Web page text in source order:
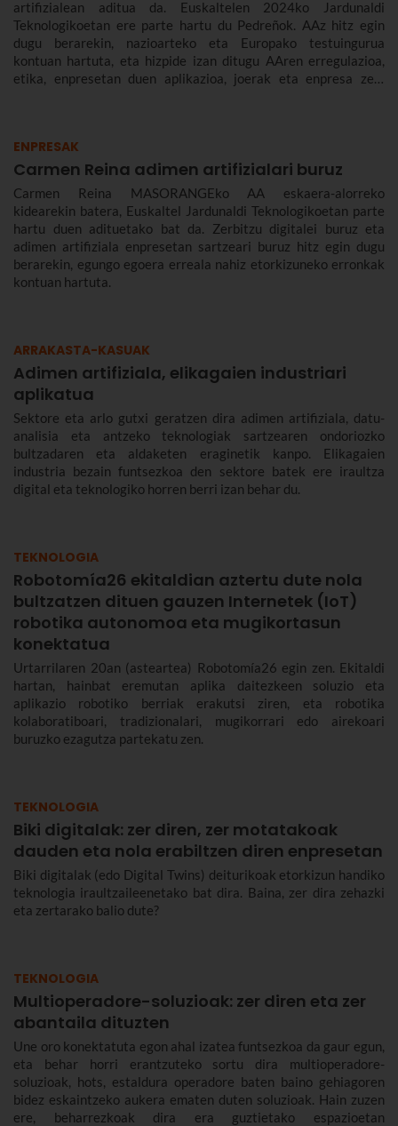
artifizialean aditua da. Euskaltelen 2024ko Jardunaldi
Teknologikoetan ere parte hartu du Pedreñok. AAz hitz egin
dugu berarekin, nazioarteko eta Europako testuingurua
kontuan hartuta, eta hizpide izan ditugu AAren erregulazioa,
etika, enpresetan duen aplikazioa, joerak eta enpresa zein
ENPRESAK
Carmen Reina adimen artifizialari buruz
Carmen Reina MASORANGEko AA eskaera-alorreko
kidearekin batera, Euskaltel Jardunaldi Teknologikoetan parte
hartu duen adituetako bat da. Zerbitzu digitalei buruz eta
adimen artifiziala enpresetan sartzeari buruz hitz egin dugu
berarekin, egungo egoera erreala nahiz etorkizuneko erronkak
kontuan hartuta.
ARRAKASTA-KASUAK
Adimen artifiziala, elikagaien industriari
aplikatua
Sektore eta arlo gutxi geratzen dira adimen artifiziala, datu-
analisia eta antzeko teknologiak sartzearen ondoriozko
bultzadaren eta aldaketen eraginetik kanpo. Elikagaien
industria bezain funtsezkoa den sektore batek ere iraultza
digital eta teknologiko horren berri izan behar du.
TEKNOLOGIA
Robotomía26 ekitaldian aztertu dute nola
bultzatzen dituen gauzen Internetek (IoT)
robotika autonomoa eta mugikortasun
konektatua
Urtarrilaren 20an (asteartea) Robotomía26 egin zen. Ekitaldi
hartan, hainbat eremutan aplika daitezkeen soluzio eta
aplikazio robotiko berriak erakutsi ziren, eta robotika
kolaboratiboari, tradizionalari, mugikorrari edo airekoari
buruzko ezagutza partekatu zen.
TEKNOLOGIA
Biki digitalak: zer diren, zer motatakoak
dauden eta nola erabiltzen diren enpresetan
Biki digitalak (edo Digital Twins) deiturikoak etorkizun handiko
teknologia iraultzaileenetako bat dira. Baina, zer dira zehazki
eta zertarako balio dute?
TEKNOLOGIA
Multioperadore-soluzioak: zer diren eta zer
abantaila dituzten
Une oro konektatuta egon ahal izatea funtsezkoa da gaur egun,
eta behar horri erantzuteko sortu dira multioperadore-
soluzioak, hots, estaldura operadore baten baino gehiagoren
bidez eskaintzeko aukera ematen duten soluzioak. Hain zuzen
ere, beharrezkoak dira era guztietako espazioetan